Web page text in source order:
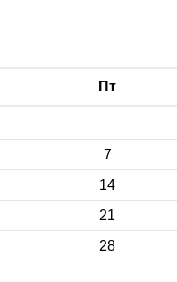
Пт
7
14
21
28